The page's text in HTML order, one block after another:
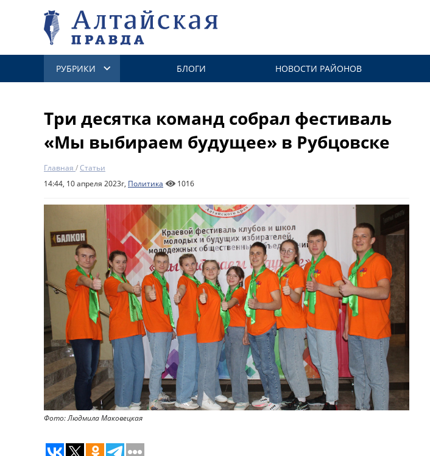
РУБРИКИ БЛОГИ НОВОСТИ РАЙОНОВ
Три десятка команд собрал фестиваль
«Мы выбираем будущее» в Рубцовске
Главная /Статьи
14:44, 10 апреля 2023г, Политика 1016
Фото: Людмила Маковецкая